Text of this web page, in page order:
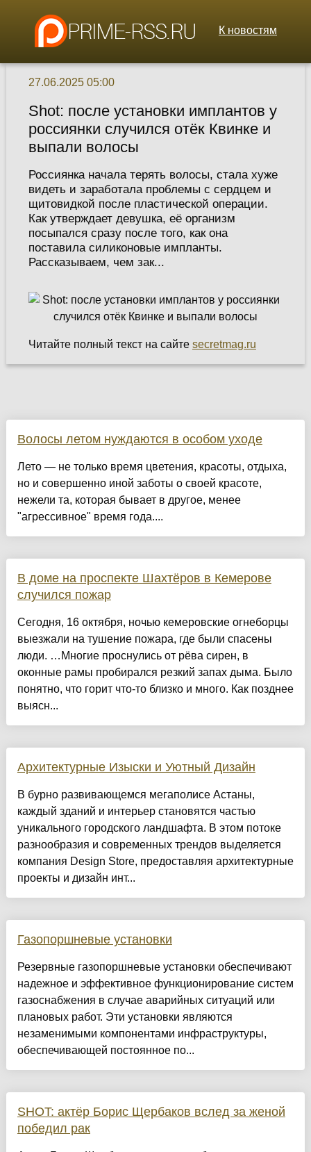
К новостям
27.06.2025 05:00
Shot: после установки имплантов у
россиянки случился отёк Квинке и
выпали волосы
Россиянка начала терять волосы, стала хуже
видеть и заработала проблемы с сердцем и
щитовидкой после пластической операции.
Как утверждает девушка, её организм
посыпался сразу после того, как она
поставила силиконовые импланты.
Рассказываем, чем зак...
Читайте полный текст на сайте secretmag.ru
Волосы летом нуждаются в особом уходе
Лето — не только время цветения, красоты, отдыха,
но и совершенно иной заботы о своей красоте,
нежели та, которая бывает в другое, менее
"агрессивное" время года....
В доме на проспекте Шахтёров в Кемерове
случился пожар
Сегодня, 16 октября, ночью кемеровские огнеборцы
выезжали на тушение пожара, где были спасены
люди. …Многие проснулись от рёва сирен, в
оконные рамы пробирался резкий запах дыма. Было
понятно, что горит что-то близко и много. Как позднее
выясн...
Архитектурные Изыски и Уютный Дизайн
​В бурно развивающемся мегаполисе Астаны,
каждый зданий и интерьер становятся частью
уникального городского ландшафта. В этом потоке
разнообразия и современных трендов выделяется
компания Design Store, предоставляя архитектурные
проекты и дизайн инт...
Газопоршневые установки
Резервные газопоршневые установки обеспечивают
надежное и эффективное функционирование систем
газоснабжения в случае аварийных ситуаций или
плановых работ. Эти установки являются
незаменимыми компонентами инфраструктуры,
обеспечивающей постоянное по...
SHOT: актёр Борис Щербаков вслед за женой
победил рак